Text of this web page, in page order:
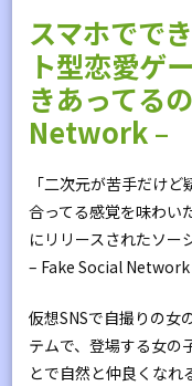
スマホでで
ト型恋愛ゲ
きあってる
Network –
「二次元が苦手だけ
合ってる感覚を味わい
にリリースされたソー
– Fake Social Network
仮想SNSで自撮りの女
テムで、登場する女の
とで自然と仲良くなれ